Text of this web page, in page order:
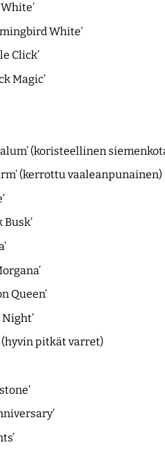
White’
Click’
Magic’
(koristeellinen
(kerrottu vaaleanpunainen)
Queen’
(hyvin pitkät varret)